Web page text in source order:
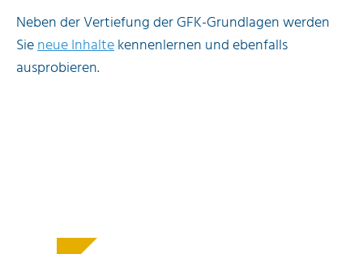
Neben der Vertiefung der GFK-Grundlagen werden
Sieneue Inhaltekennenlernen und ebenfalls
ausprobieren.